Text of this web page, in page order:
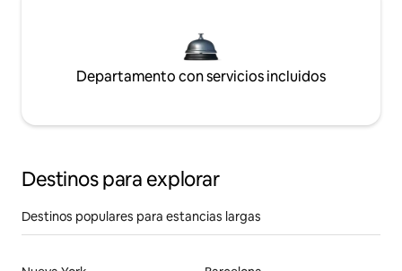
Departamento con servicios incluidos
Destinos para explorar
Destinos populares para estancias largas